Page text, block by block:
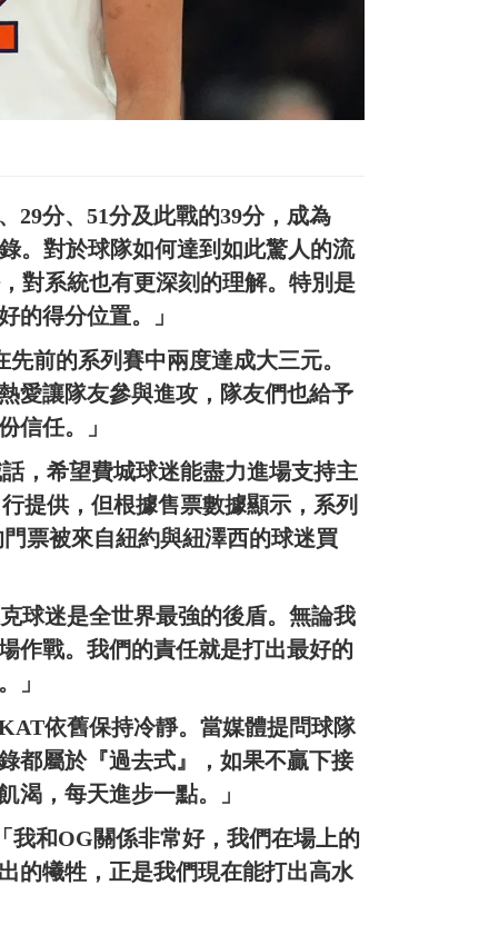
29分、51分及此戰的39分，成為
。對於球隊如何達到如此驚人的流
對系統也有更深刻的理解。特別是
的得分位置。」
前的系列賽中兩度達成大三元。
愛讓隊友參與進攻，隊友們也給予
信任。」
，希望費城球迷能盡力進場支持主
提供，但根據售票數據顯示，系列
票被來自紐約與紐澤西的球迷買
球迷是全世界最強的後盾。無論我
作戰。我們的責任就是打出最好的
」
依舊保持冷靜。當媒體提問球隊
都屬於『過去式』，如果不贏下接
渴，每天進步一點。」
我和OG關係非常好，我們在場上的
的犧牲，正是我們現在能打出高水